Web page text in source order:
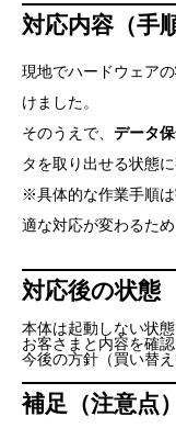
対応内容（手
現地でハードウェア
けました。
そのうえで、 データ
タを取り出せる状態に
※具体的な作業手順
適な対応が変わるため
対応後の状態
本体は起動しない状
お客さまと内容を確
今後の方針（買い替
補足（注意点）